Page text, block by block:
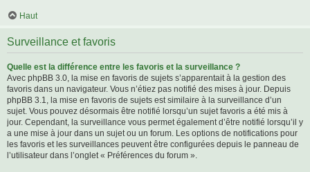
Haut
Surveillance et favoris
Quelle est la différence entre les favoris et la surveillance ?
Avec phpBB 3.0, la mise en favoris de sujets s’apparentait à la gestion des
favoris dans un navigateur. Vous n’étiez pas notifié des mises à jour. Depuis
phpBB 3.1, la mise en favoris de sujets est similaire à la surveillance d’un
sujet. Vous pouvez désormais être notifié lorsqu’un sujet favoris a été mis à
jour. Cependant, la surveillance vous permet également d’être notifié lorsqu’il y
a une mise à jour dans un sujet ou un forum. Les options de notifications pour
les favoris et les surveillances peuvent être configurées depuis le panneau de
l’utilisateur dans l’onglet « Préférences du forum ».